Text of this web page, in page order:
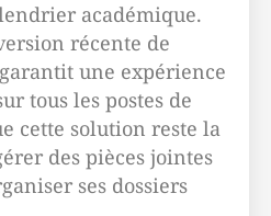
académique.
récente de
une expérience
tous les postes de
cette solution reste la
des pièces jointes
ses dossiers